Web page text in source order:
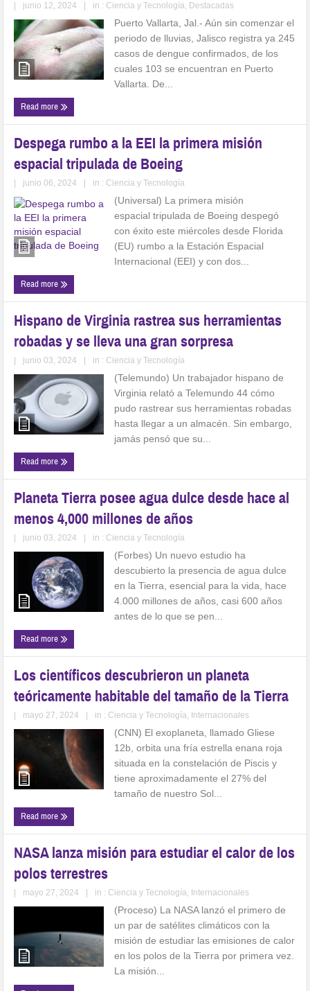
junio 12, 2024 in : Ciencia y Tecnología, Destacadas
Puerto Vallarta, Jal.- Aún sin comenzar el
periodo de lluvias, Jalisco registra ya 245
casos de dengue confirmados, de los
cuales 103 se encuentran en Puerto
Vallarta. De...
Read more
Despega rumbo a la EEI la primera misión
espacial tripulada de Boeing
junio 06, 2024 in : Ciencia y Tecnología
(Universal) La primera misión
espacial tripulada de Boeing despegó
con éxito este miércoles desde Florida
(EU) rumbo a la Estación Espacial
Internacional (EEI) y con dos...
Read more
Hispano de Virginia rastrea sus herramientas
robadas y se lleva una gran sorpresa
junio 03, 2024 in : Ciencia y Tecnología
(Telemundo) Un trabajador hispano de
Virginia relató a Telemundo 44 cómo
pudo rastrear sus herramientas robadas
hasta llegar a un almacén. Sin embargo,
jamás pensó que su...
Read more
Planeta Tierra posee agua dulce desde hace al
menos 4,000 millones de años
junio 03, 2024 in : Ciencia y Tecnología
(Forbes) Un nuevo estudio ha
descubierto la presencia de agua dulce
en la Tierra, esencial para la vida, hace
4.000 millones de años, casi 600 años
antes de lo que se pen...
Read more
Los científicos descubrieron un planeta
teóricamente habitable del tamaño de la Tierra
mayo 27, 2024 in : Ciencia y Tecnología, Internacionales
(CNN) El exoplaneta, llamado Gliese
12b, orbita una fría estrella enana roja
situada en la constelación de Piscis y
tiene aproximadamente el 27% del
tamaño de nuestro Sol...
Read more
NASA lanza misión para estudiar el calor de los
polos terrestres
mayo 27, 2024 in : Ciencia y Tecnología, Internacionales
(Proceso) La NASA lanzó el primero de
un par de satélites climáticos con la
misión de estudiar las emisiones de calor
en los polos de la Tierra por primera vez.
La misión...